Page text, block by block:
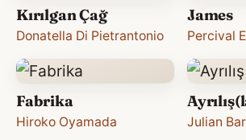
Kırılgan Çağ
Donatella Di Pietrantonio
James
Percival
Fabrika
Hiroko Oyamada Julian